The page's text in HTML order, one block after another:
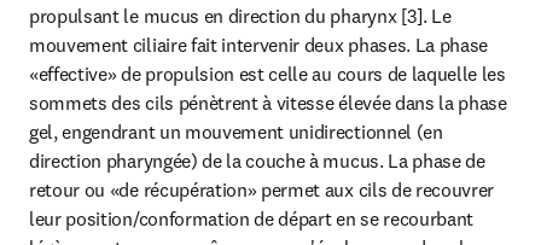
propulsant le mucus en direction du pharynx [3]. Le
mouvement ciliaire fait intervenir deux phases. La phase
«effective» de propulsion est celle au cours de laquelle les
sommets des cils pénètrent à vitesse élevée dans la phase
gel, engendrant un mouvement unidirectionnel (en
direction pharyngée) de la couche à mucus. La phase de
retour ou «de récupération» permet aux cils de recouvrer
leur position/conformation de départ en se recourbant